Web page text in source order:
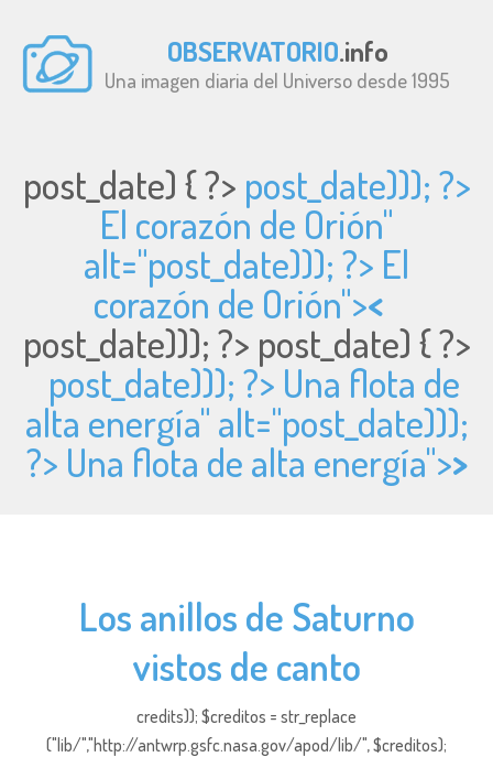
OBSERVATORIO.info
Una imagen diaria del Universo desde 1995
post_date) { ?> post_date))); ?>
El corazón de Orión"
alt="post_date))); ?> El
corazón de Orión"><
post_date))); ?> post_date) { ?>
post_date))); ?> Una flota de
alta energía" alt="post_date)));
?> Una flota de alta energía">>
Los anillos de Saturno
vistos de canto
credits)); $creditos = str_replace
("lib/","http://antwrp.gsfc.nasa.gov/apod/lib/", $creditos);